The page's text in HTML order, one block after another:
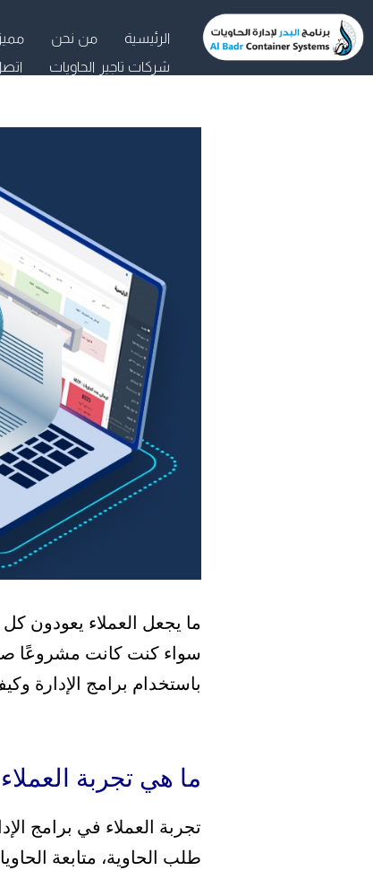
تخطي
إلى
الرئيسية من نحن
شركات تاجير الحاويات
ما يجعل العملاء يعودون
سواء كنت كانت مشروعًا
باستخدام برامج الإدارة
ما هي تجربة
تجربة العملاء في برامج
طلب الحاوية، متابعة